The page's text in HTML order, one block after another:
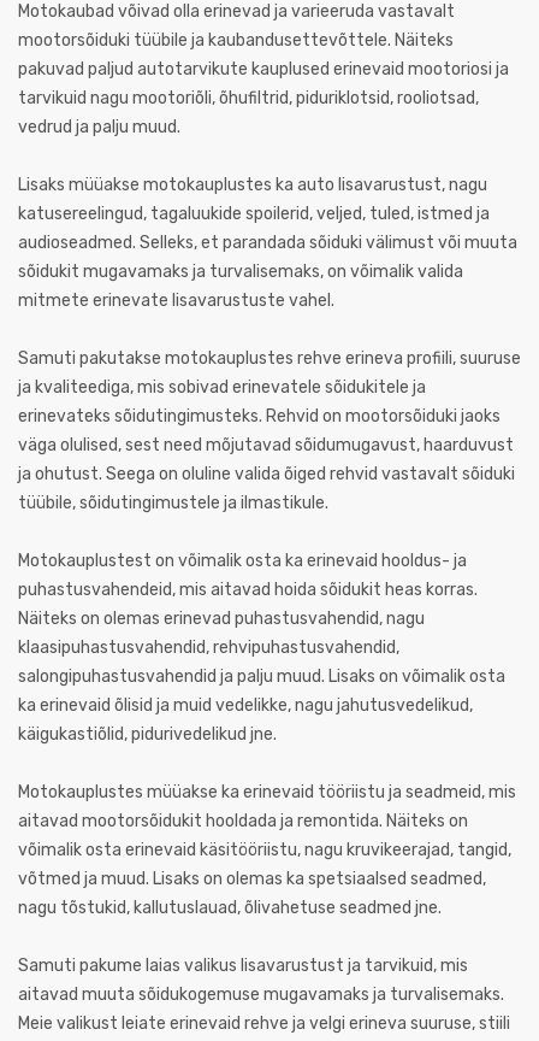
Motokaubad võivad olla erinevad ja varieeruda vastavalt
mootorsõiduki tüübile ja kaubandusettevõttele. Näiteks
pakuvad paljud autotarvikute kauplused erinevaid mootoriosi ja
tarvikuid nagu mootoriõli, õhufiltrid, piduriklotsid, rooliotsad,
vedrud ja palju muud.
Lisaks müüakse motokauplustes ka auto lisavarustust, nagu
katusereelingud, tagaluukide spoilerid, veljed, tuled, istmed ja
audioseadmed. Selleks, et parandada sõiduki välimust või muuta
sõidukit mugavamaks ja turvalisemaks, on võimalik valida
mitmete erinevate lisavarustuste vahel.
Samuti pakutakse motokauplustes rehve erineva profiili, suuruse
ja kvaliteediga, mis sobivad erinevatele sõidukitele ja
erinevateks sõidutingimusteks. Rehvid on mootorsõiduki jaoks
väga olulised, sest need mõjutavad sõidumugavust, haarduvust
ja ohutust. Seega on oluline valida õiged rehvid vastavalt sõiduki
tüübile, sõidutingimustele ja ilmastikule.
Motokauplustest on võimalik osta ka erinevaid hooldus- ja
puhastusvahendeid, mis aitavad hoida sõidukit heas korras.
Näiteks on olemas erinevad puhastusvahendid, nagu
klaasipuhastusvahendid, rehvipuhastusvahendid,
salongipuhastusvahendid ja palju muud. Lisaks on võimalik osta
ka erinevaid õlisid ja muid vedelikke, nagu jahutusvedelikud,
käigukastiõlid, pidurivedelikud jne.
Motokauplustes müüakse ka erinevaid tööriistu ja seadmeid, mis
aitavad mootorsõidukit hooldada ja remontida. Näiteks on
võimalik osta erinevaid käsitööriistu, nagu kruvikeerajad, tangid,
võtmed ja muud. Lisaks on olemas ka spetsiaalsed seadmed,
nagu tõstukid, kallutuslauad, õlivahetuse seadmed jne.
Samuti pakume laias valikus lisavarustust ja tarvikuid, mis
aitavad muuta sõidukogemuse mugavamaks ja turvalisemaks.
Meie valikust leiate erinevaid rehve ja velgi erineva suuruse, stiili